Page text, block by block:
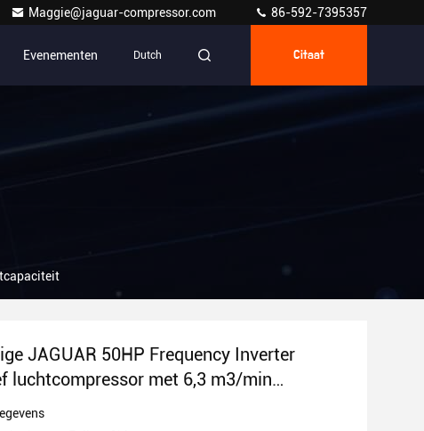
Maggie@jaguar-compressor.com 86-592-7395357
Evenementen Dutch Citaat
JAGUAR 50HP Frequency Inverter
luchtcompressor met 6,3 m3/min